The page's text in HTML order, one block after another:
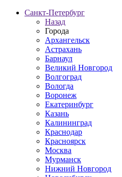
Санкт-Петербург
Назад
Города
Архангельск
Астрахань
Барнаул
Великий Новгород
Волгоград
Вологда
Воронеж
Екатеринбург
Казань
Калининград
Краснодар
Красноярск
Москва
Мурманск
Нижний Новгород